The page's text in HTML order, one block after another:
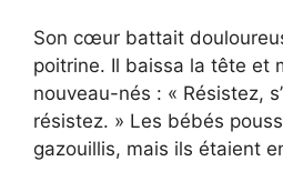
Son cœur battait
poitrine. Il baissa la tête et
nouveau-nés : « Résistez,
résistez. » Les bébés
gazouillis, mais ils étaient